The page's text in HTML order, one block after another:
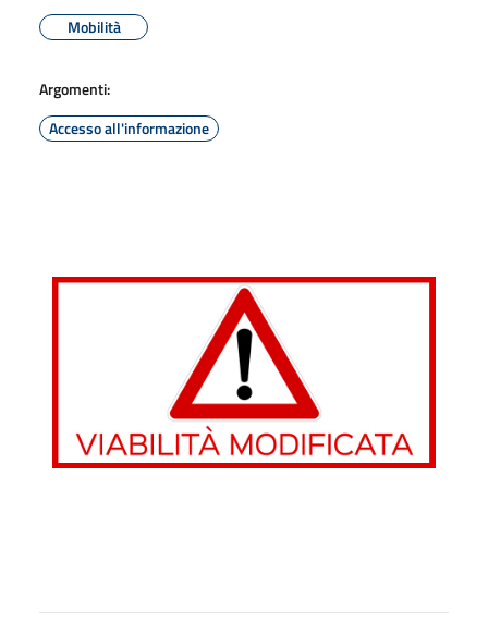
Mobilità
Argomenti:
Accesso all'informazione